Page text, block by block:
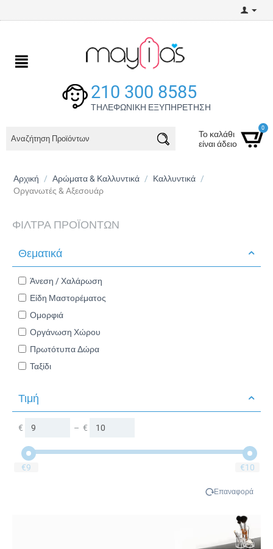
210 300 8585
ΤΗΛΕΦΩΝΙΚΗ ΕΞΥΠΗΡΕΤΗΣΗ
Το καλάθι
είναι άδειο
0
Αρχική / Αρώματα & Καλλυντικά / Καλλυντικά /
Οργανωτές & Aξεσουάρ
ΦΊΛΤΡΑ ΠΡΟΪΌΝΤΩΝ
Θεματικά
Άνεση / Χαλάρωση
Είδη Μαστορέματος
Ομορφιά
Οργάνωση Χώρου
Πρωτότυπα Δώρα
Ταξίδι
Τιμή
€ – €
‎€9 ‎€10
Επαναφορά